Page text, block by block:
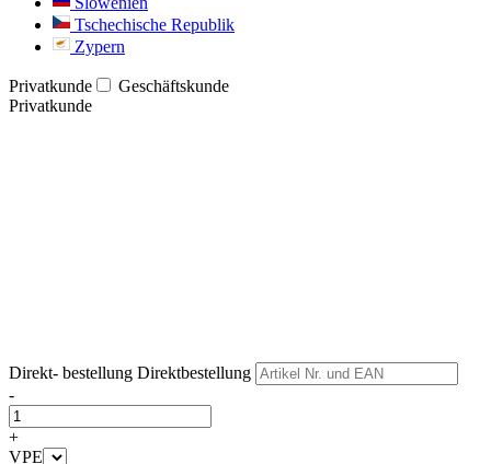
Tschechische Republik
Zypern
Privatkunde
Geschäftskunde
Privatkunde
Direkt- bestellung Direktbestellung
-
+
VPE